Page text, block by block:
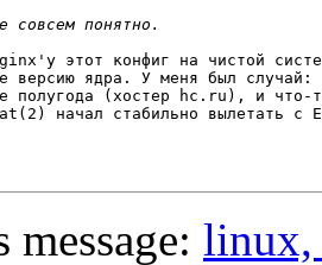
этот конфиг на чистой
версию ядра. У меня был случай:
полугода (хостер hc.ru), и что-
начал стабильно вылетать с
message: linux,